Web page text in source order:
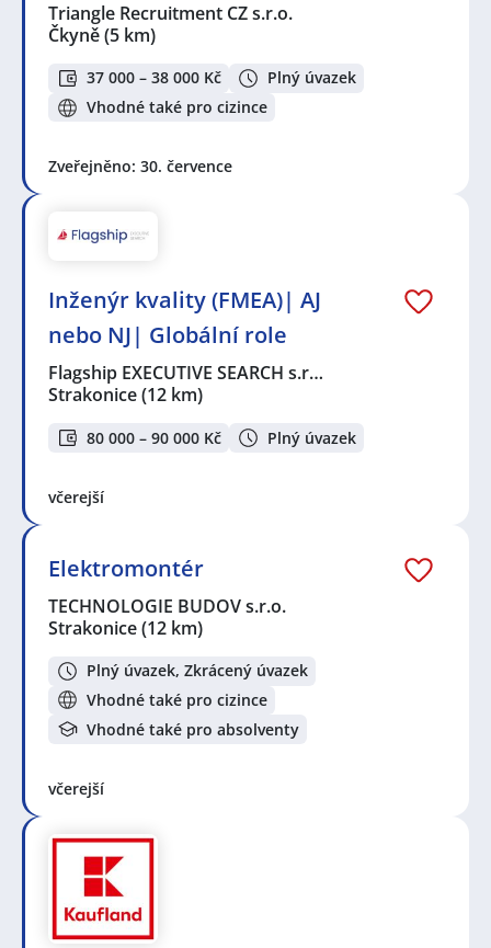
Triangle Recruitment CZ s.r.o.
Čkyně(5 km)
37 000 – 38 000 Kč
Plný úvazek
Vhodné také pro cizince
Zveřejněno: 30. července
Inženýr kvality (FMEA)| AJ
nebo NJ| Globální role
Flagship EXECUTIVE SEARCH s.r…
Strakonice(12 km)
80 000 – 90 000 Kč Plný úvazek
včerejší
Elektromontér
TECHNOLOGIE BUDOV s.r.o.
Strakonice(12 km)
Plný úvazek, Zkrácený úvazek
Vhodné také pro cizince
Vhodné také pro absolventy
včerejší